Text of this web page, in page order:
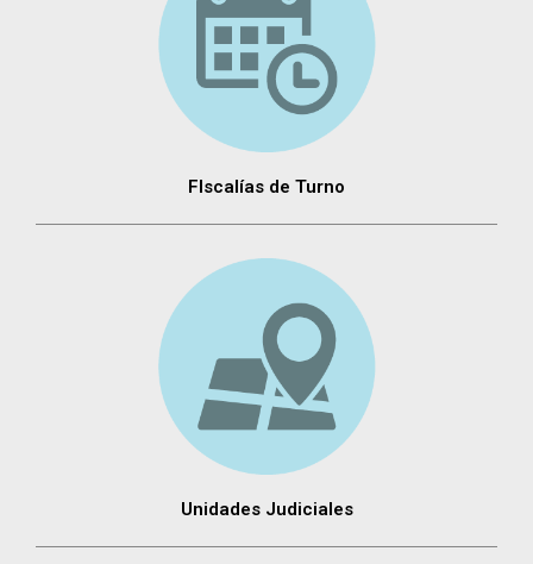
FIscalías de Turno
Unidades Judiciales